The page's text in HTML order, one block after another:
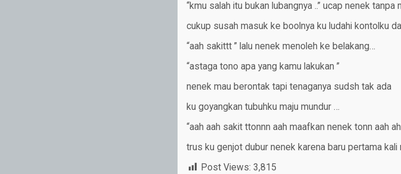
“kmu salah itu bukan lubangnya ..” ucap nenek
cukup susah masuk ke boolnya ku ludahi kontolku
“aah sakittt ” lalu nenek menoleh ke belakang…
“astaga tono apa yang kamu lakukan ”
nenek mau berontak tapi tenaganya sudsh tak ada
ku goyangkan tubuhku maju mundur …
“aah aah sakit ttonnn aah maafkan nenek tonn aah
trus ku genjot dubur nenek karena baru pertama
Post Views: 3,815